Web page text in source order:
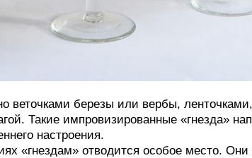
веточками березы или вербы,
Такие импровизированные «гнезда»
настроения.
«гнездам» отводится особое место.